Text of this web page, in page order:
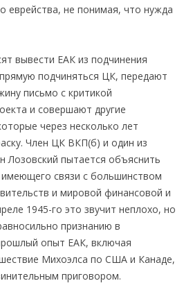
еврейства, не понимая, что нужда
вывести ЕАК из подчинения
подчиняться ЦК, передают
письмо с критикой
и совершают другие
через несколько лет
Член ЦК ВКП(б) и один из
Лозовский пытается объяснить
связи с большинством
и мировой финансовой и
1945-го это звучит неплохо, но
признанию в
опыт ЕАК, включая
Михоэлса по США и Канаде,
приговором.